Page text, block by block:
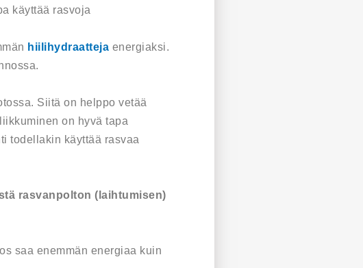
käyttää rasvoja
hiilihydraatteja energiaksi.
Siitä on helppo vetää
on hyvä tapa
todellakin käyttää rasvaa
rasvanpolton (laihtumisen)
saa enemmän energiaa kuin